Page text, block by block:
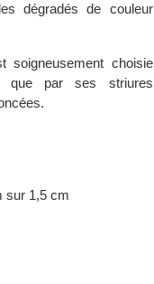
dégradés de couleur
soigneusement choisie
que par ses striures
sur 1,5 cm